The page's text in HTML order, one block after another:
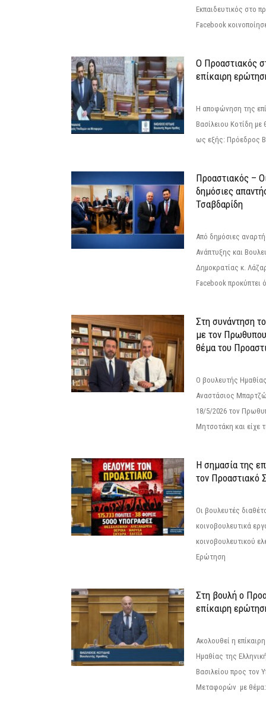
Εκπαιδευτικός στο
Facebook
Ο Προαστιακός
επίκαιρη
Η αποφώνηση της
Βασίλειου Κοτίδη με
ως εξής: Πρόεδρος
Προαστιακός –
δημόσιες
Τσαβδαρίδη
Από δημόσιες
Ανάπτυξης και
Δημοκρατίας κ.
Facebook προκύπτει
Στη συνάντηση
με τον
θέμα του
Ο βουλευτής
Αναστάσιος
18/5/2026 τον
Μητσοτάκη και είχε
Η σημασία της
τον Προαστιακό
Οι βουλευτές
κοινοβουλευτικά
κοινοβουλευτικού
Ερώτηση
Στη βουλή ο
επίκαιρη
Ακολουθεί η
Ημαθίας της
Βασιλείου προς τον
Μεταφορών με θέμα: